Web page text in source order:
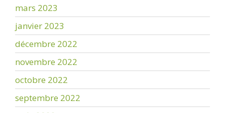
mars 2023
janvier 2023
décembre 2022
novembre 2022
octobre 2022
septembre 2022